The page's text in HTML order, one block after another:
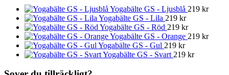
Yogabälte GS - Ljusblå 219 kr
Yogabälte GS - Lila 219 kr
Yogabälte GS - Röd 219 kr
Yogabälte GS - Orange 219 kr
Yogabälte GS - Gul 219 kr
Yogabälte GS - Svart 219 kr